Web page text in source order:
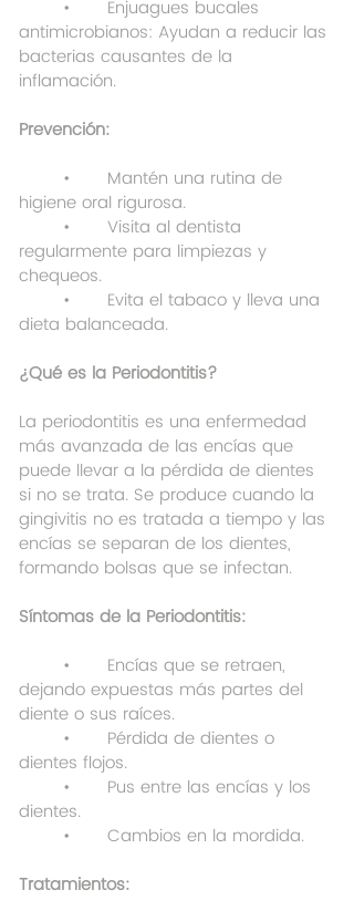
antimicrobianos: Ayudan a reducir las
bacterias causantes de la
inflamación.
Prevención:
higiene oral rigurosa.
regularmente para limpiezas y
chequeos.
dieta balanceada.
¿Qué es la Periodontitis?
La periodontitis es una enfermedad
más avanzada de las encías que
puede llevar a la pérdida de dientes
si no se trata. Se produce cuando la
gingivitis no es tratada a tiempo y las
encías se separan de los dientes,
formando bolsas que se infectan.
Síntomas de la Periodontitis:
dejando expuestas más partes del
diente o sus raíces.
dientes flojos.
dientes.
	•	Cambios en la mordida.
Tratamientos: